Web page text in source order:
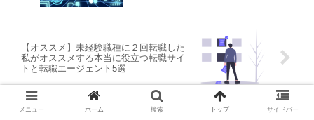
【オススメ】未経験職種に２回転職した
私がオススメする本当に役立つ転職サイ
トと転職エージェント5選
メニュー ホーム 検索 トップ サイドバー